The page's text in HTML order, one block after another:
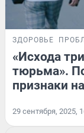
ЗДОРОВЬЕ
«Исхода
тюрьма».
признаки
29 сентября, 2025,